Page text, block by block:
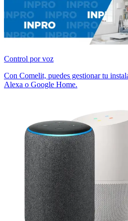
Control por voz
Con Comelit, puedes gestionar tu
Alexa o Google Home.